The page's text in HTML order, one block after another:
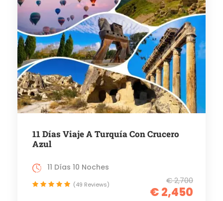
11 Días Viaje A Turquía Con Crucero
Azul
€ 2,700
€ 2,450
11 Días 10 Noches
(49 Reviews)